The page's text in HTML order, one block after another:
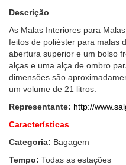
Descrição
As Malas Interiores para
feitos de poliéster para malas
abertura superior e um bolso
alças e uma alça de ombro
dimensões são
um volume de 21 litros.
Representante: http://
Características
Categoria: Bagagem
Tempo: Todas as estações